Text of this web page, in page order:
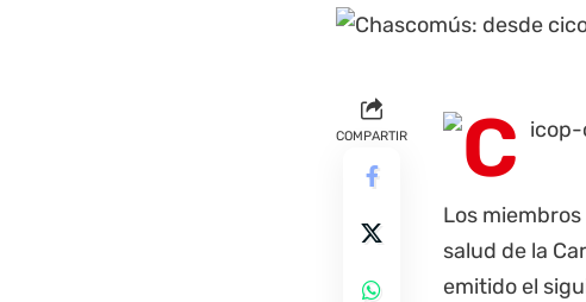
COMPARTIR
Los miembros
salud de la
emitido el